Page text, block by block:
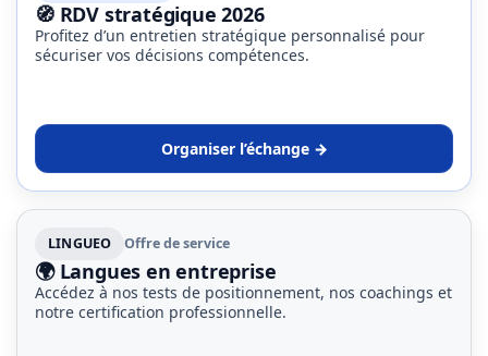
🧭 RDV stratégique 2026
Profitez d’un entretien stratégique personnalisé pour
sécuriser vos décisions compétences.
Organiser l’échange →
LINGUEO Offre de service
🌍 Langues en entreprise
Accédez à nos tests de positionnement, nos coachings et
notre certification professionnelle.